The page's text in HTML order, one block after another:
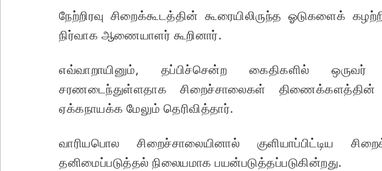
நேற்றிரவு சிறைக்கூடத்தின் கூரையிலிருந்த ஓடுகளைக்
நிர்வாக ஆணையாளர் கூறினார்.
எவ்வாறாயினும், தப்பிச்சென்ற கைதிகளில் ஒருவர்
சரணடைந்துள்ளதாக சிறைச்சாலைகள்
ஏக்கநாயக்க மேலும் தெரிவித்தார்.
வாரியபொல சிறைச்சாலையினால் குளியாப்பிட்டிய
தனிமைப்படுத்தல் நிலையமாக பயன்படுத்தப்படுகின்றது.